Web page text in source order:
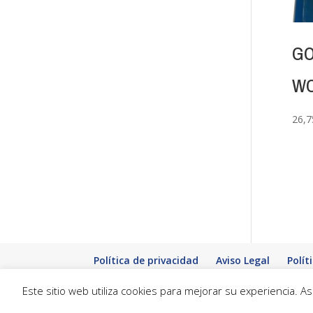
Política de privacidad Aviso Legal
© karavancamper.com 2019-2024
Este sitio web utiliza cookies para mejorar su experiencia.